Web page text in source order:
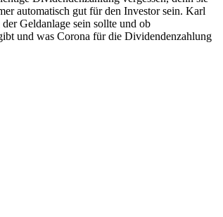
automatisch gut für den Investor sein. Karl
Geldanlage sein sollte und ob
und was Corona für die Dividendenzahlung